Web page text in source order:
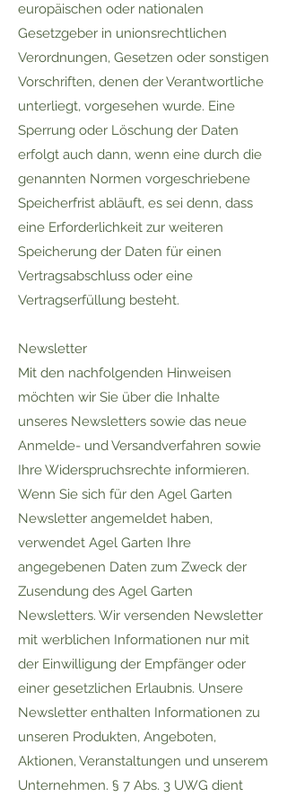
europäischen oder nationalen
Gesetzgeber in unionsrechtlichen
Verordnungen, Gesetzen oder sonstigen
Vorschriften, denen der Verantwortliche
unterliegt, vorgesehen wurde. Eine
Sperrung oder Löschung der Daten
erfolgt auch dann, wenn eine durch die
genannten Normen vorgeschriebene
Speicherfrist abläuft, es sei denn, dass
eine Erforderlichkeit zur weiteren
Speicherung der Daten für einen
Vertragsabschluss oder eine
Vertragserfüllung besteht.
Newsletter
Mit den nachfolgenden Hinweisen
möchten wir Sie über die Inhalte
unseres Newsletters sowie das neue
Anmelde- und Versandverfahren sowie
Ihre Widerspruchsrechte informieren.
Wenn Sie sich für den Agel Garten
Newsletter angemeldet haben,
verwendet Agel Garten Ihre
angegebenen Daten zum Zweck der
Zusendung des Agel Garten
Newsletters. Wir versenden Newsletter
mit werblichen Informationen nur mit
der Einwilligung der Empfänger oder
einer gesetzlichen Erlaubnis. Unsere
Newsletter enthalten Informationen zu
unseren Produkten, Angeboten,
Aktionen, Veranstaltungen und unserem
Unternehmen. § 7 Abs. 3 UWG dient